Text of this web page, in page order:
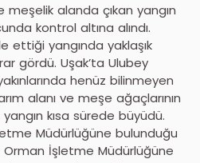
meşelik alanda çıkan yangın
kontrol altına alındı.
ettiği yangında yaklaşık
gördü. Uşak’ta Ulubey
henüz bilinmeyen
alanı ve meşe ağaçlarının
kısa sürede büyüdü.
Müdürlüğüne bulunduğu
İşletme Müdürlüğüne